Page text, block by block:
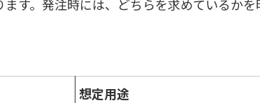
す。発注時には、どちらを求めているかを
想定用途